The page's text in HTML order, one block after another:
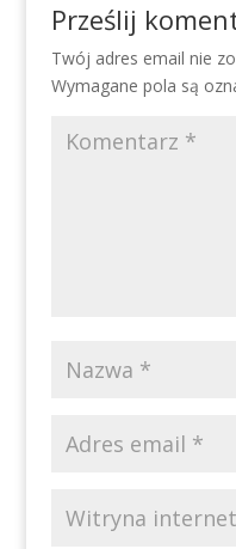
Prześlij
Twój adres email nie
Wymagane pola są